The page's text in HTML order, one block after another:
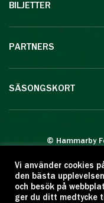
BILJETTER
PARTNERS
SÄSONGSKORT
© Hammarby
Eftertryck
Citera
Vi använder cookies
den bästa
och besök på
ger du ditt medtycke